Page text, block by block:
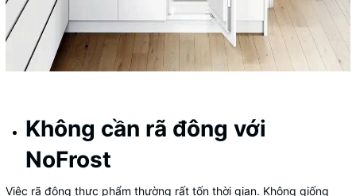
Không cần rã đông với
NoFrost
Việc rã đông thực phẩm thường rất tốn thời gian. Không giống